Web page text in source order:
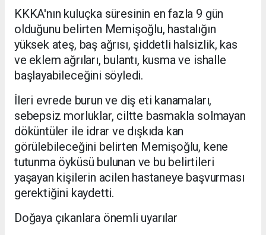
KKKA'nın kuluçka süresinin en fazla 9 gün
olduğunu belirten Memişoğlu, hastalığın
yüksek ateş, baş ağrısı, şiddetli halsizlik, kas
ve eklem ağrıları, bulantı, kusma ve ishalle
başlayabileceğini söyledi.
İleri evrede burun ve diş eti kanamaları,
sebepsiz morluklar, ciltte basmakla solmayan
döküntüler ile idrar ve dışkıda kan
görülebileceğini belirten Memişoğlu, kene
tutunma öyküsü bulunan ve bu belirtileri
yaşayan kişilerin acilen hastaneye başvurması
gerektiğini kaydetti.
Doğaya çıkanlara önemli uyarılar